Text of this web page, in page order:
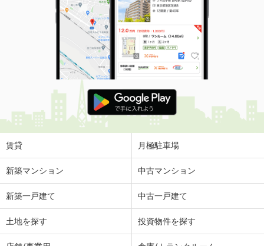
賃貸 月極駐車場
新築マンション 中古マンション
新築一戸建て 中古一戸建て
土地を探す 投資物件を探す